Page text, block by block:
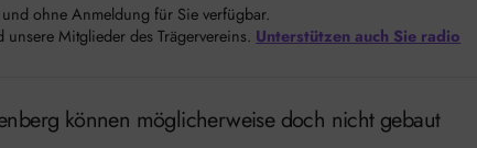
ohne Anmeldung für Sie verfügbar.
Mitglieder des Trägervereins. Unterstützen auch Sie radio